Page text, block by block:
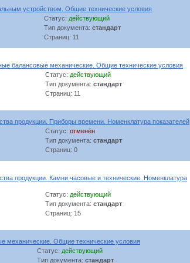
устройством. Общие технические условия
Статус: действующий
Тип документа: стандарт
Страниц: 11
балансовые механические. Общие технические условия
Статус: действующий
Тип документа: стандарт
Страниц: 11
продукции. Приборы времени. Номенклатура показателей
Статус: отменён
Тип документа: стандарт
Страниц: 0
продукции. Камни часовые и технические. Номенклатура
Статус: действующий
Тип документа: стандарт
Страниц: 15
механические. Общие технические условия
Статус: действующий
Тип документа: стандарт